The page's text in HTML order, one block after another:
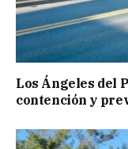
Los Ángeles del
contención y